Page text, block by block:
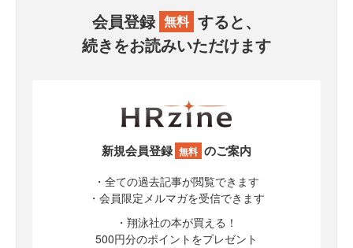
会員登録 無料 すると、
続きをお読みいただけます
新規会員登録 無料 のご案内
・全ての過去記事が閲覧できます
・会員限定メルマガを受信できます
・翔泳社の本が買える！
500円分のポイントをプレゼント